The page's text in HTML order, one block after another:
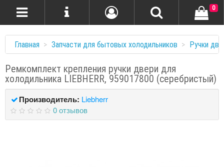
0
Главная Запчасти для бытовых холодильников Ручки
Ремкомплект крепления ручки двери для
холодильника LIEBHERR, 959017800 (серебристый)
Производитель: Liebherr
0 отзывов